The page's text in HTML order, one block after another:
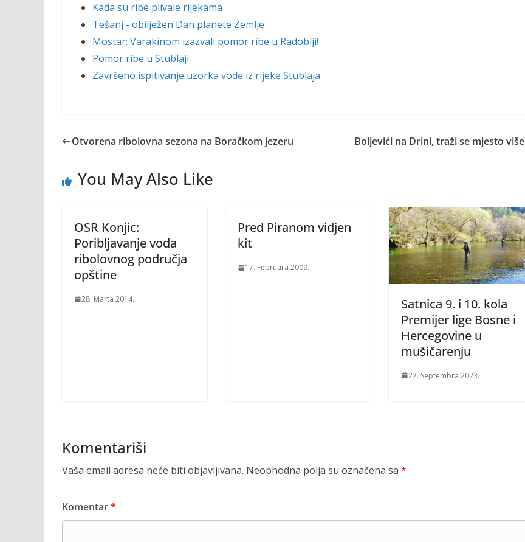
Kada su ribe plivale rijekama
Tešanj - obilježen Dan planete Zemlje
Mostar: Varakinom izazvali pomor ribe u Radoblji!
Pomor ribe u Stublaji
Završeno ispitivanje uzorka vode iz rijeke Stublaja
Otvorena ribolovna sezona na Boračkom jezeru Boljevići na Drini, traži se mjesto više
You May Also Like
OSR Konjic:
Poribljavanje voda
ribolovnog područja
opštine
28. Marta 2014.
Pred Piranom vidjen
kit
17. Februara 2009.
Satnica 9. i 10. kola
Premijer lige Bosne i
Hercegovine u
mušičarenju
27. Septembra 2023.
Komentariši
Vaša email adresa neće biti objavljivana. Neophodna polja su označena sa *
Komentar*